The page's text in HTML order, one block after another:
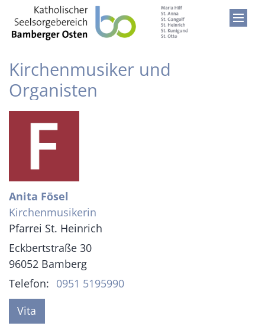
Zum Inhalt springen
Kirchenmusiker und
Organisten
Anita Fösel
Kirchenmusikerin
Pfarrei St. Heinrich
Eckbertstraße 30
96052 Bamberg
Telefon: 0951 5195990
Vita